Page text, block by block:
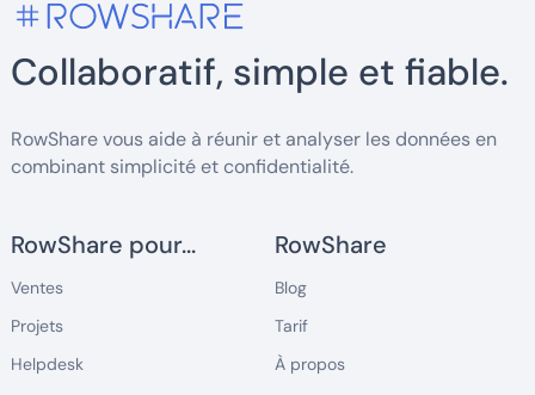
Collaboratif, simple et fiable.
RowShare vous aide à réunir et analyser les données en
combinant simplicité et confidentialité.
RowShare pour...
Ventes
Projets
Helpdesk
RowShare
Blog
Tarif
À propos